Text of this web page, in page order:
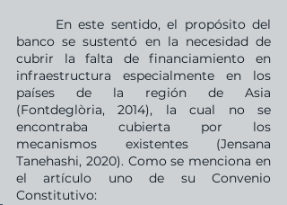
banco se sustentó en la necesidad de
cubrir la falta de financiamiento en
infraestructura especialmente en los
países de la región de Asia
(Fontdeglòria, 2014), la cual no se
encontraba cubierta por los
mecanismos existentes (Jensana
Tanehashi, 2020). Como se menciona en
el artículo uno de su Convenio
Constitutivo: